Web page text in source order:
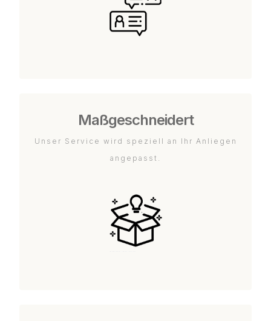
Maßgeschneidert
Unser Service wird speziell an Ihr Anliegen
angepasst.